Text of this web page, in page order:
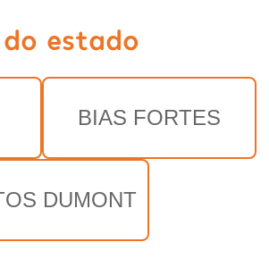
estado
BIAS FORTES
DUMONT